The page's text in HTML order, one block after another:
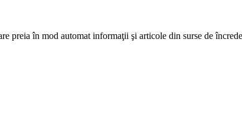
preia în mod automat informaţii şi articole din surse de